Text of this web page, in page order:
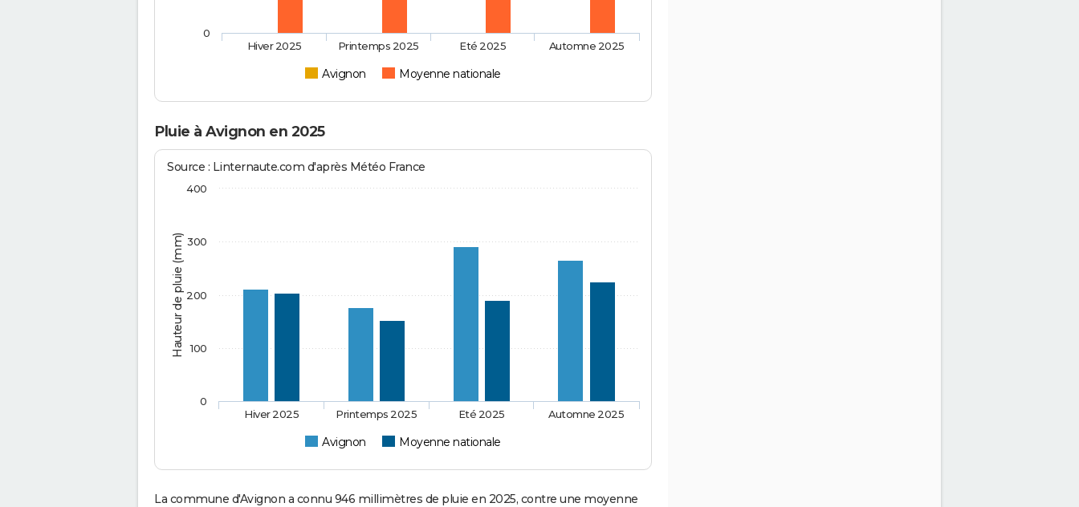
Avignon Moyenne nationale
Hiver 2025 Printemps 2025 Eté 2025 Automne 2025
0
Pluie à Avignon en 2025
Hauteur de pluie (mm)
Source : Linternaute.com d'après Météo France
Avignon Moyenne nationale
Hiver 2025 Printemps 2025 Eté 2025 Automne 2025
0
100
200
300
400
La commune d'Avignon a connu 946 millimètres de pluie en 2025, contre une moyenne